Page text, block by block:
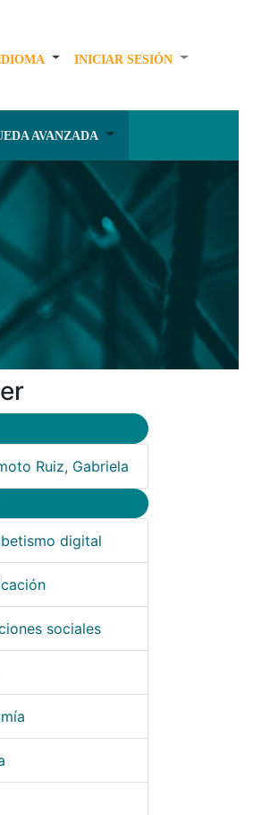
INICIAR SESIÓN
AVANZADA
Ruiz, Gabriela
digital
sociales